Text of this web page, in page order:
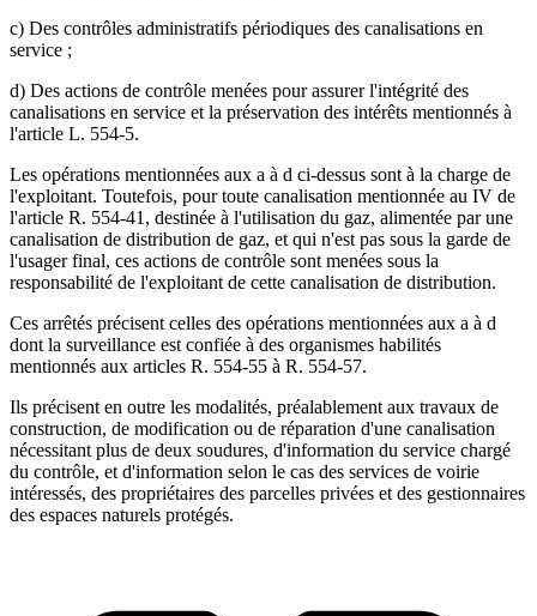
c) Des contrôles administratifs périodiques des canalisations en
service ;
d) Des actions de contrôle menées pour assurer l'intégrité des
canalisations en service et la préservation des intérêts mentionnés à
l'article L. 554-5.
Les opérations mentionnées aux a à d ci-dessus sont à la charge de
l'exploitant. Toutefois, pour toute canalisation mentionnée au IV de
l'article R. 554-41, destinée à l'utilisation du gaz, alimentée par une
canalisation de distribution de gaz, et qui n'est pas sous la garde de
l'usager final, ces actions de contrôle sont menées sous la
responsabilité de l'exploitant de cette canalisation de distribution.
Ces arrêtés précisent celles des opérations mentionnées aux a à d
dont la surveillance est confiée à des organismes habilités
mentionnés aux articles R. 554-55 à R. 554-57.
Ils précisent en outre les modalités, préalablement aux travaux de
construction, de modification ou de réparation d'une canalisation
nécessitant plus de deux soudures, d'information du service chargé
du contrôle, et d'information selon le cas des services de voirie
intéressés, des propriétaires des parcelles privées et des gestionnaires
des espaces naturels protégés.